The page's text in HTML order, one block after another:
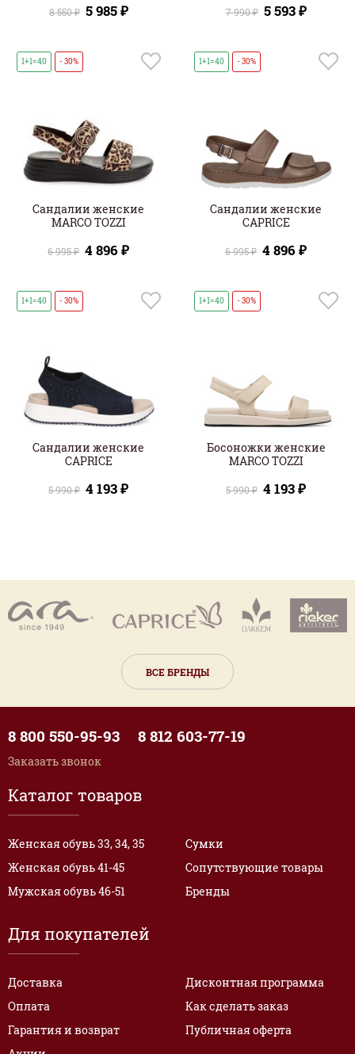
8 550 ₽ 5 985 ₽ 7 990 ₽ 5 593 ₽
1+1=40 - 30%
Сандалии женские
MARCO TOZZI
6 995 ₽ 4 896 ₽
1+1=40 - 30%
Сандалии женские
CAPRICE
6 995 ₽ 4 896 ₽
1+1=40 - 30%
Сандалии женские
CAPRICE
5 990 ₽ 4 193 ₽
1+1=40 - 30%
Босоножки женские
MARCO TOZZI
5 990 ₽ 4 193 ₽
ВСЕ БРЕНДЫ
Каталог товаров
Женская обувь 33, 34, 35
Женская обувь 41-45
Мужская обувь 46-51
Сумки
Сопутствующие товары
Бренды
Для покупателей
Доставка
Оплата
Гарантия и возврат
Дисконтная программа
Как сделать заказ
Публичная оферта
8 800 550-95-93 8 812 603-77-19
Заказать звонок